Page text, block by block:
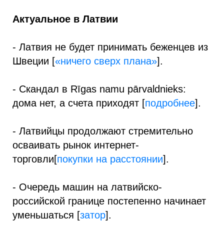
Актуальное в Латвии
- Латвия не будет принимать беженцев из
Швеции [«ничего сверх плана»].
- Скандал в Rīgas namu pārvaldnieks:
дома нет, а счета приходят [подробнее].
- Латвийцы продолжают стремительно
осваивать рынок интернет-
торговли[покупки на расстоянии].
- Очередь машин на латвийско-
российской границе постепенно начинает
уменьшаться [затор].